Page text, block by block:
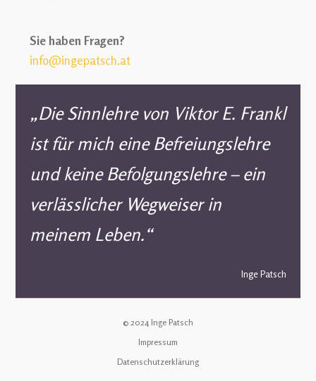
Sie haben Fragen?
info@ingepatsch.at
„Die Sinnlehre von Viktor E. Frankl
ist für mich eine Befreiungslehre
und keine Befolgungslehre – ein
verlässlicher Wegweiser in
meinem Leben.“
Inge Patsch
© 2024 Inge Patsch
Impressum
Datenschutzerklärung